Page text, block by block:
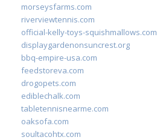
morseysfarms.com
riverviewtennis.com
official-kelly-toys-squishmallows.com
displaygardenonsuncrest.org
bbq-empire-usa.com
feedstoreva.com
drogopets.com
ediblechalk.com
tabletennisnearme.com
oaksofa.com
soultacohtx.com